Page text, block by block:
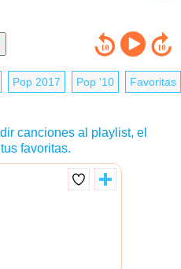
Pop 2017 Pop '10 Favoritas
canciones al playlist, el
favoritas.